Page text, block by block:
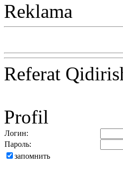
Reklama
Referat
Profil
Логин:
Пароль:
запомнить